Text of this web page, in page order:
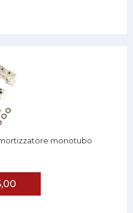
monotubo